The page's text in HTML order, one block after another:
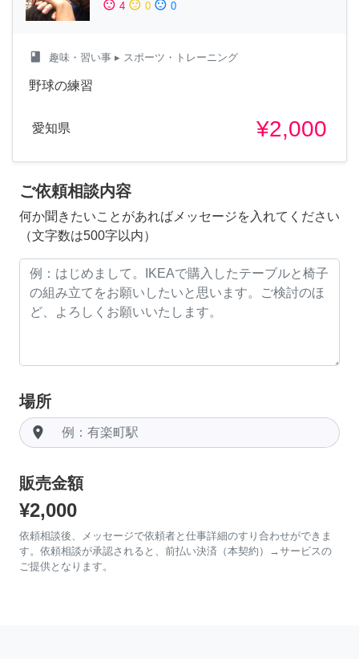
sentiment_satisfied 4 sentiment_neutral 0 sentiment_dissatisfied 0
class 趣味・習い事 ▸ スポーツ・トレーニング
野球の練習
愛知県 ¥2,000
ご依頼相談内容
何か聞きたいことがあればメッセージを入れてください
（文字数は500字以内）
場所
room
販売金額
¥2,000
依頼相談後、メッセージで依頼者と仕事詳細のすり合わせができま
す。依頼相談が承認されると、前払い決済（本契約）→サービスの
ご提供となります。